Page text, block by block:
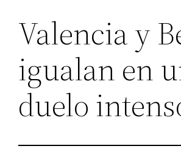
Valencia y
igualan en
duelo